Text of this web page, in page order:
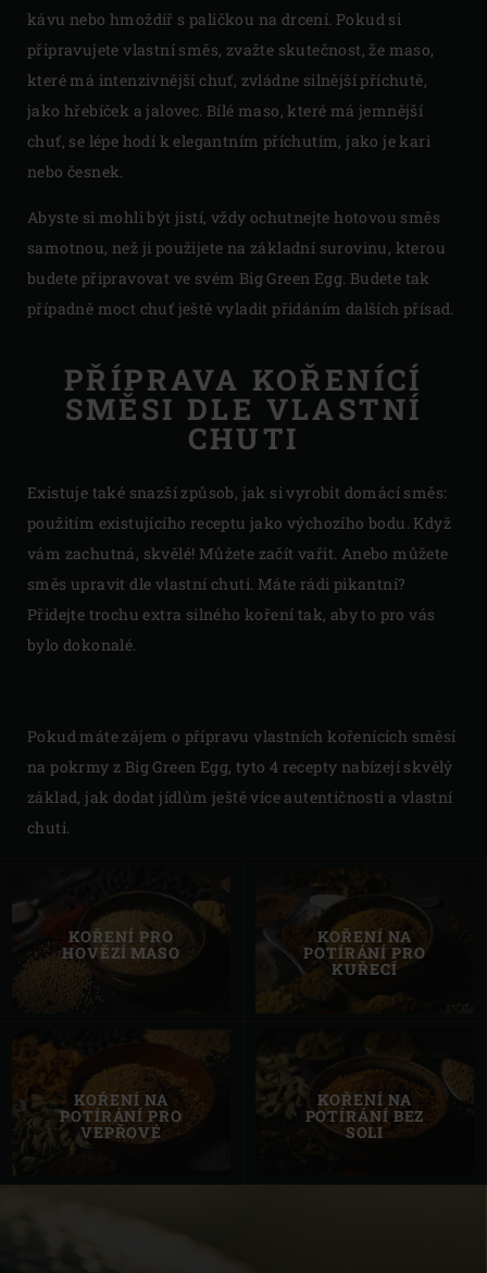
kávu nebo hmoždíř s paličkou na drcení. Pokud si
připravujete vlastní směs, zvažte skutečnost, že maso,
které má intenzivnější chuť, zvládne silnější příchutě,
jako hřebíček a jalovec. Bílé maso, které má jemnější
chuť, se lépe hodí k elegantním příchutím, jako je kari
nebo česnek.
Abyste si mohli být jistí, vždy ochutnejte hotovou směs
samotnou, než ji použijete na základní surovinu, kterou
budete připravovat ve svém Big Green Egg. Budete tak
případně moct chuť ještě vyladit přidáním dalších přísad.
PŘÍPRAVA KOŘENÍCÍ
SMĚSI DLE VLASTNÍ
CHUTI
Existuje také snazší způsob, jak si vyrobit domácí směs:
použitím existujícího receptu jako výchozího bodu. Když
vám zachutná, skvělé! Můžete začít vařit. Anebo můžete
směs upravit dle vlastní chuti. Máte rádi pikantní?
Přidejte trochu extra silného koření tak, aby to pro vás
bylo dokonalé.
Pokud máte zájem o přípravu vlastních kořenících směsí
na pokrmy z Big Green Egg, tyto 4 recepty nabízejí skvělý
základ, jak dodat jídlům ještě více autentičnosti a vlastní
chuti.
KOŘENÍ PRO
HOVĚZÍ MASO
KOŘENÍ NA
POTÍRÁNÍ PRO
KUŘECÍ
KOŘENÍ NA
POTÍRÁNÍ PRO
VEPŘOVÉ
KOŘENÍ NA
POTÍRÁNÍ BEZ
SOLI